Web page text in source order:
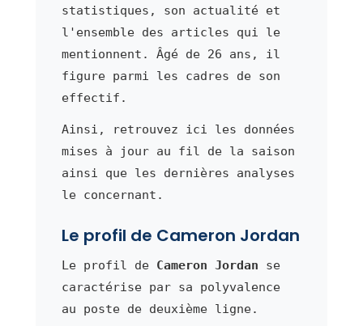
statistiques, son actualité et
l'ensemble des articles qui le
mentionnent. Âgé de 26 ans, il
figure parmi les cadres de son
effectif.
Ainsi, retrouvez ici les données
mises à jour au fil de la saison
ainsi que les dernières analyses
le concernant.
Le profil de Cameron Jordan
Le profil de Cameron Jordan se
caractérise par sa polyvalence
au poste de deuxième ligne.